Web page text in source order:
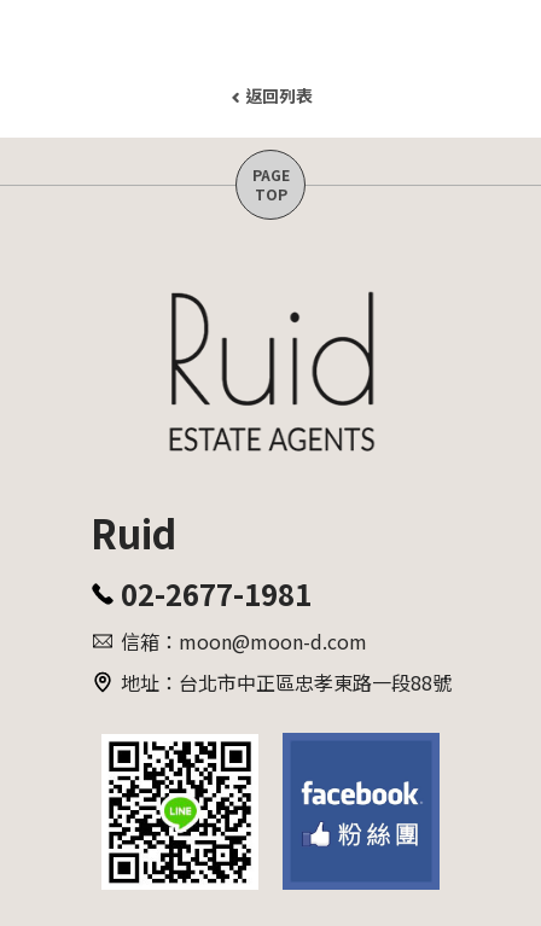
返回列表
Ruid
02-2677-1981
信箱：moon@moon-d.com
地址：台北市中正區忠孝東路一段88號